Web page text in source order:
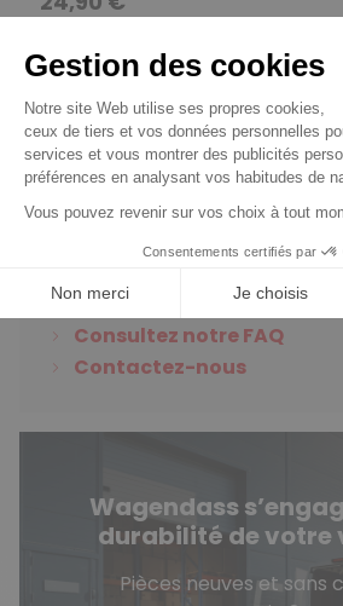
Découvrir le produit
Vous avez des
?
Consultez notre FAQ
Contactez-nous
Wagendass
durabilité de votre
Pièces neuves et sans